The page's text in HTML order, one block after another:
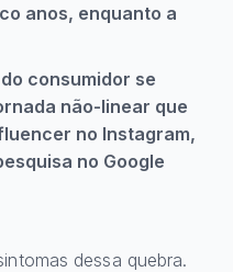
anos, enquanto a
consumidor se
não-linear que
no Instagram,
no Google
dessa quebra.